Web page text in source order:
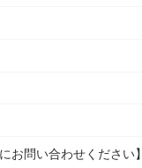
お問い合わせください】